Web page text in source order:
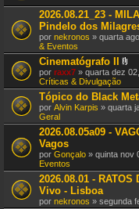
2026.08.21_23 -
Pindelo dos
por nekronos » quarta
& Eventos
Cinematógrafo II
A
e
x
o
s
)
por raxx7 » quarta dez
Críticas & Divulgação
Tópico do Black
por Alvin Karpis » quarta
Geral
2026.08.05a09 -
Vagos
por Gonçalo » quinta nov
Eventos
2026.08.01 -
Vivo - Lisboa
por nekronos » segunda